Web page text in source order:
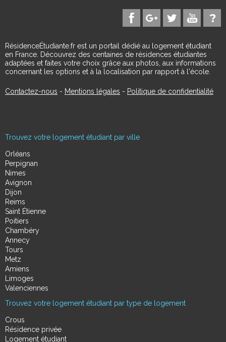
RésidenceÉtudiante.fr est un portail dédié au logement étudiant
en France. Découvrez des centaines de résidences étudiantes
adaptées et faites votre choix grâce aux photos, aux informations
concernant les options et à la localisation par rapport à l'école.
Contactez-nous - Mentions légales - Politique de confidentialité
Trouvez votre logement étudiant par ville
Orléans
Perpignan
Nimes
Avignon
Dijon
Reims
Saint Étienne
Poitiers
Chambéry
Annecy
Tours
Metz
Amiens
Limoges
Valenciennes
Trouvez votre logement étudiant par type de logement
Crous
Résidence privée
Logement étudiant